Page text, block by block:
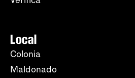
Local
Colonia
Maldonado